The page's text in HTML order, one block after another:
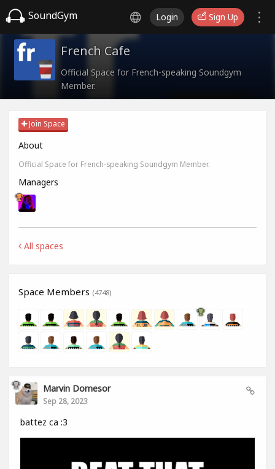
SoundGym Login Sign Up
French Cafe
Official Space for French-speaking Soundgym
Member.
Join Space
About
Official Space for French-speaking Soundgym Member.
Managers
All spaces
Space Members (4748)
Marvin Domesor
Sep 28, 2023
battez ca :3